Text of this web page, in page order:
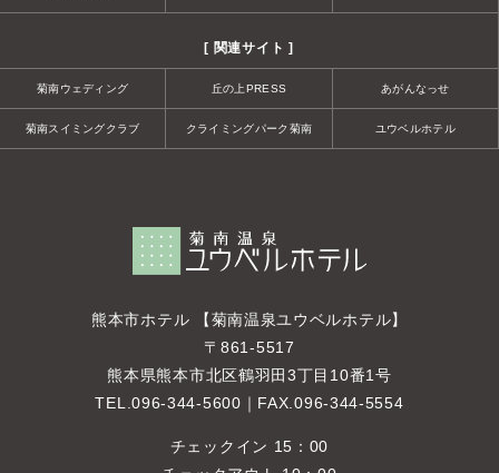
熊本市ホテル 【菊南温泉ユウベルホテル】
〒861-5517
熊本県熊本市北区鶴羽田3丁目10番1号
TEL.096-344-5600 ｜FAX.096-344-5554
チェックイン 15：00
[ 関連サイト ]
菊南ウェディング 丘の上PRESS あがんなっせ
菊南スイミングクラブ クライミングパーク菊南 ユウベルホテル